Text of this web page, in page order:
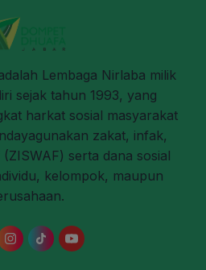
Lembaga Nirlaba milik
sejak tahun 1993, yang
harkat sosial masyarakat
zakat, infak,
serta dana sosial
kelompok, maupun